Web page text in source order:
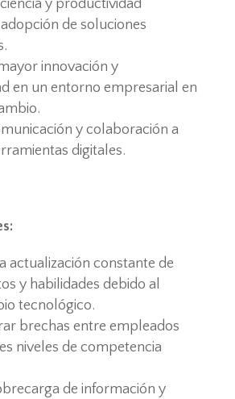
y productividad
de soluciones
innovación y
en un entorno empresarial en
y colaboración a
digitales.
actualización constante de
y habilidades debido al
tecnológico.
brechas entre empleados
niveles de competencia
de información y